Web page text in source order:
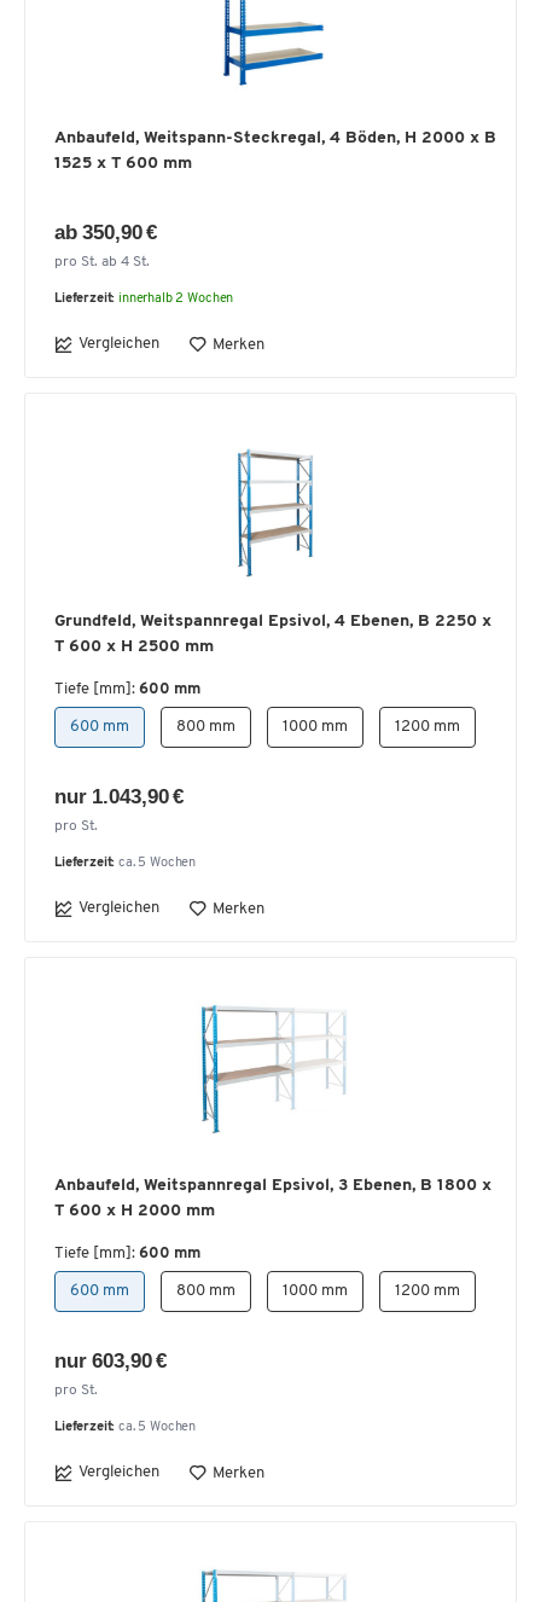
Anbaufeld, Weitspann-Steckregal, 4 Böden, H 2000 x B
1525 x T 600 mm
ab 350,90 €
pro St. ab 4 St.
Lieferzeit: innerhalb 2 Wochen
Vergleichen Merken
Grundfeld, Weitspannregal Epsivol, 4 Ebenen, B 2250 x
T 600 x H 2500 mm
Tiefe [mm]: 600 mm
600 mm 800 mm 1000 mm 1200 mm
nur 1.043,90 €
pro St.
Lieferzeit: ca. 5 Wochen
Vergleichen Merken
Anbaufeld, Weitspannregal Epsivol, 3 Ebenen, B 1800 x
T 600 x H 2000 mm
Tiefe [mm]: 600 mm
600 mm 800 mm 1000 mm 1200 mm
nur 603,90 €
pro St.
Lieferzeit: ca. 5 Wochen
Vergleichen Merken